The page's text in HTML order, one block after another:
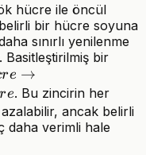
hücre ile öncül
bir hücre soyuna
sınırlı yenilenme
Basitleştirilmiş bir
e →
e. Bu zincirin her
ancak belirli
daha verimli hale